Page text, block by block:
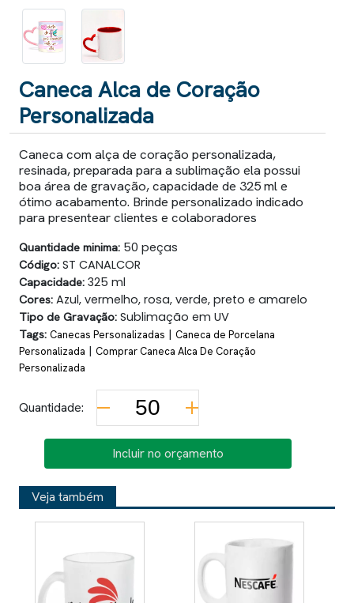
Caneca Alca de Coração
Personalizada
Caneca com alça de coração personalizada,
resinada, preparada para a sublimação ela possui
boa área de gravação, capacidade de 325 ml e
ótimo acabamento. Brinde personalizado indicado
para presentear clientes e colaboradores
Quantidade minima: 50 peças
Código: ST CANALCOR
Capacidade: 325 ml
Cores: Azul, vermelho, rosa, verde, preto e amarelo
Tipo de Gravação: Sublimação em UV
Tags: Canecas Personalizadas | Caneca de Porcelana
Personalizada | Comprar Caneca Alca De Coração
Personalizada
Quantidade:
Incluir no orçamento
Veja também